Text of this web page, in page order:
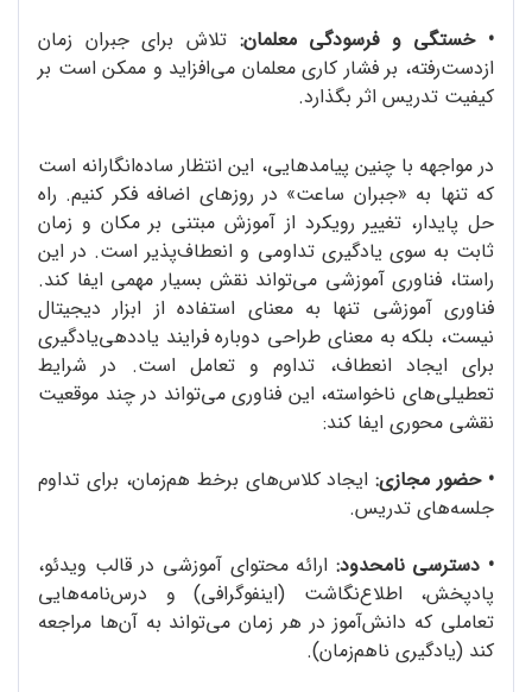
• خستگی و فرسودگی معلمان: تلاش برای جبران زمان
ازدست‌رفته، بر فشار کاری معلمان می‌افزاید و ممکن است بر
کیفیت تدریس اثر بگذارد.
در مواجهه با چنین پیامدهایی، این انتظار ساده‌انگارانه است
که تنها به «جبران ساعت» در روزهای اضافه فکر کنیم. راه
حل پایدار، تغییر رویکرد از آموزش مبتنی بر مکان و زمان
ثابت به سوی یادگیری تداومی و انعطاف‌پذیر است. در این
راستا، فناوری آموزشی می‌تواند نقش بسیار مهمی ایفا کند.
فناوری آموزشی تنها به معنای استفاده از ابزار دیجیتال
نیست، بلکه به معنای طراحی دوباره‌ فرایند یاددهی‌یادگیری
برای ایجاد انعطاف، تداوم و تعامل است. در شرایط
تعطیلی‌های ناخواسته، این فناوری می‌تواند در چند موقعیت
نقشی محوری ایفا کند:
• حضور مجازی:ایجاد کلاس‌های برخط هم‌زمان، برای تداوم
جلسه‌های تدریس.
• دسترسی نامحدود: ارائه‌ محتوای آموزشی در قالب ویدئو،
پادپخش، اطلاع‌نگاشت (اینفوگرافی) و درس‌نامه‌هایی
تعاملی که دانش‌آموز در هر زمان می‌تواند به آن‌ها مراجعه
کند (یادگیری ناهم‌زمان).